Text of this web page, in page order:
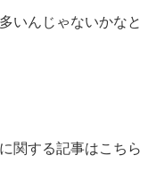
いんじゃないかなと
関する記事はこちら